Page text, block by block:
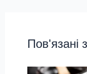
Пов'язані